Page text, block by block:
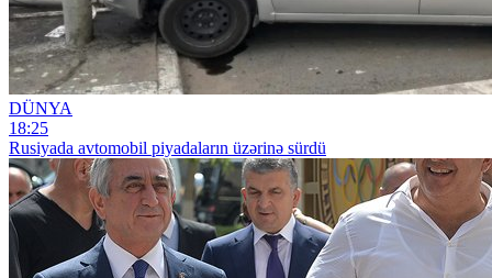
DÜNYA
18:25
Rusiyada avtomobil piyadaların üzərinə sürdü